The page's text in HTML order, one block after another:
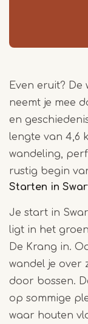
Even eruit?
neemt je mee
en
lengte van 4,6
wandeling,
rustig begin
Starten in
Je start in
ligt in het
De Krang in.
wandel je over
door bossen.
op sommige
waar houten